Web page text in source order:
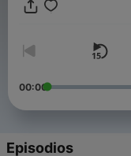
00:00
Episodios